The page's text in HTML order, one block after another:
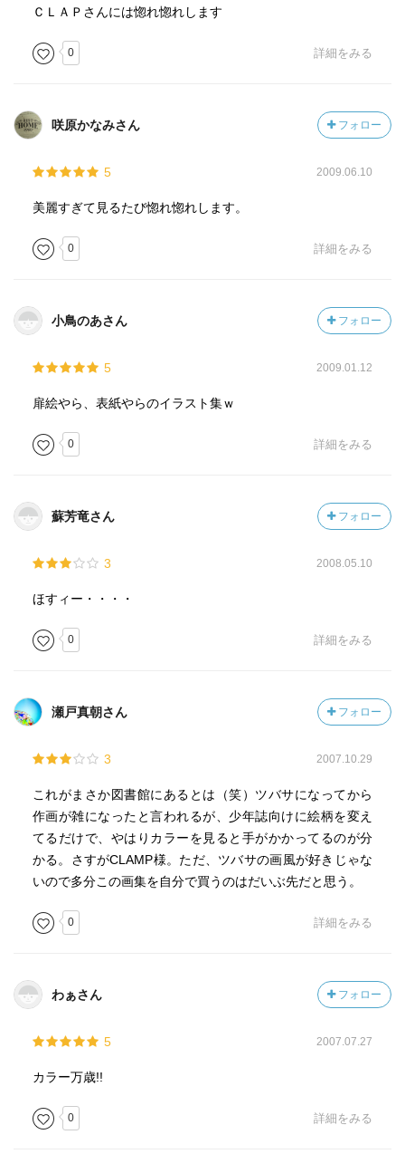
ＣＬＡＰさんには惚れ惚れします
0 詳細をみる
咲原かなみさん フォロー
5 2009.06.10
美麗すぎて見るたび惚れ惚れします。
0 詳細をみる
小鳥のあさん フォロー
5 2009.01.12
扉絵やら、表紙やらのイラスト集ｗ
0 詳細をみる
蘇芳竜さん フォロー
3 2008.05.10
ほすィー・・・・
0 詳細をみる
瀬戸真朝さん フォロー
3 2007.10.29
これがまさか図書館にあるとは（笑）ツバサになってから
作画が雑になったと言われるが、少年誌向けに絵柄を変え
てるだけで、やはりカラーを見ると手がかかってるのが分
かる。さすがCLAMP様。ただ、ツバサの画風が好きじゃな
いので多分この画集を自分で買うのはだいぶ先だと思う。
0 詳細をみる
わぁさん フォロー
5 2007.07.27
カラー万歳!!
0 詳細をみる